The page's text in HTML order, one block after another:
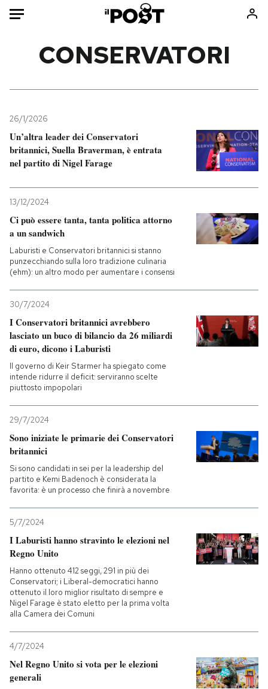
Mondo
Politica
Tecnologia
Internet
Scienza
Cultura
Economia
Sport
Consumismi
Storie/Idee
Ok Boomer!
Media
Altrecose
Mondiali calcio 2026
PODCAST
NEWSLETTER
I MIEI PREFERITI
CALENDARIO
AREA PERSONALE
CONSERVATORI
26/1/2026
Un’altra leader dei Conservatori
britannici, Suella Braverman, è entrata
nel partito di Nigel Farage
13/12/2024
Ci può essere tanta, tanta politica attorno
a un sandwich
Laburisti e Conservatori britannici si stanno
punzecchiando sulla loro tradizione culinaria
(ehm): un altro modo per aumentare i consensi
30/7/2024
I Conservatori britannici avrebbero
lasciato un buco di bilancio da 26 miliardi
di euro, dicono i Laburisti
Il governo di Keir Starmer ha spiegato come
intende ridurre il deficit: serviranno scelte
piuttosto impopolari
29/7/2024
Sono iniziate le primarie dei Conservatori
britannici
Si sono candidati in sei per la leadership del
partito e Kemi Badenoch è considerata la
favorita: è un processo che finirà a novembre
5/7/2024
I Laburisti hanno stravinto le elezioni nel
Regno Unito
Hanno ottenuto 412 seggi, 291 in più dei
Conservatori; i Liberal-democratici hanno
ottenuto il loro miglior risultato di sempre e
Nigel Farage è stato eletto per la prima volta
alla Camera dei Comuni
4/7/2024
Nel Regno Unito si vota per le elezioni
generali